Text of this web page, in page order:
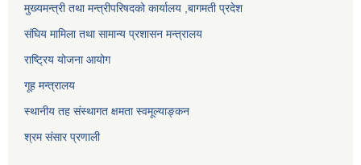
मुख्यमन्त्री तथा मन्त्रीपरिषदको कार्यालय ,बागमती प्रदेश
संघिय मामिला तथा सामान्य प्रशासन मन्त्रालय
राष्ट्रिय योजना आयोग
गूह मन्त्रालय
स्थानीय तह संस्थागत क्षमता स्वमूल्याङ्कन
श्रम संसार प्रणाली